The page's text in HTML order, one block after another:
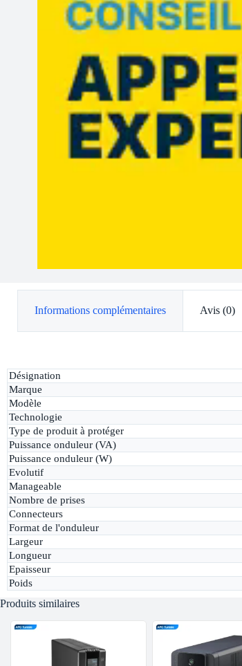
Informations complémentaires Avis (0)
Désignation
Marque
Modèle
Technologie
Type de produit à protéger
Puissance onduleur (VA)
Puissance onduleur (W)
Evolutif
Manageable
Nombre de prises
Connecteurs
Format de l'onduleur
Largeur
Longueur
Epaisseur
Poids
Produits similaires